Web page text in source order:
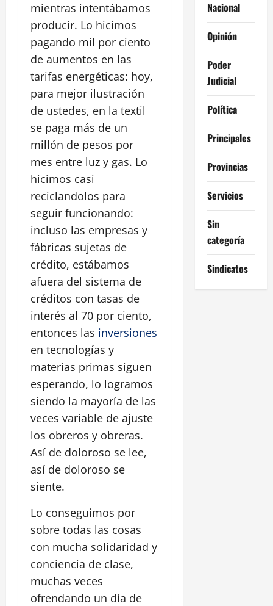
mientras intentábamos
producir. Lo hicimos
pagando mil por ciento
de aumentos en las
tarifas energéticas: hoy,
para mejor ilustración
de ustedes, en la textil
se paga más de un
millón de pesos por
mes entre luz y gas. Lo
hicimos casi
reciclandolos para
seguir funcionando:
incluso las empresas y
fábricas sujetas de
crédito, estábamos
afuera del sistema de
créditos con tasas de
interés al 70 por ciento,
entonces las inversiones
en tecnologías y
materias primas siguen
esperando, lo logramos
siendo la mayoría de las
veces variable de ajuste
los obreros y obreras.
Así de doloroso se lee,
así de doloroso se
siente.
Lo conseguimos por
sobre todas las cosas
con mucha solidaridad y
conciencia de clase,
muchas veces
ofrendando un día de
Nacional
Opinión
Poder
Judicial
Política
Principales
Provincias
Servicios
Sin
categoría
Sindicatos